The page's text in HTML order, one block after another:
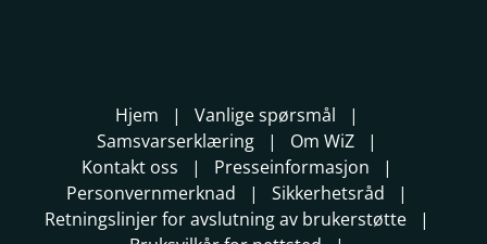
Hjem
Vanlige spørsmål
Samsvarserklæring
Om WiZ
Kontakt oss
Presseinformasjon
Personvernmerknad
Sikkerhetsråd
Retningslinjer for avslutning av brukerstøtte